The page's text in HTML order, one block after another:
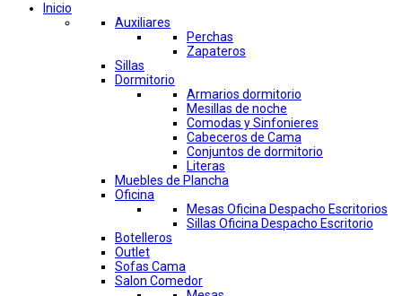
Inicio
Auxiliares
Perchas
Zapateros
Sillas
Dormitorio
Armarios dormitorio
Mesillas de noche
Comodas y Sinfonieres
Cabeceros de Cama
Conjuntos de dormitorio
Literas
Muebles de Plancha
Oficina
Mesas Oficina Despacho Escritorios
Sillas Oficina Despacho Escritorio
Botelleros
Outlet
Sofas Cama
Salon Comedor